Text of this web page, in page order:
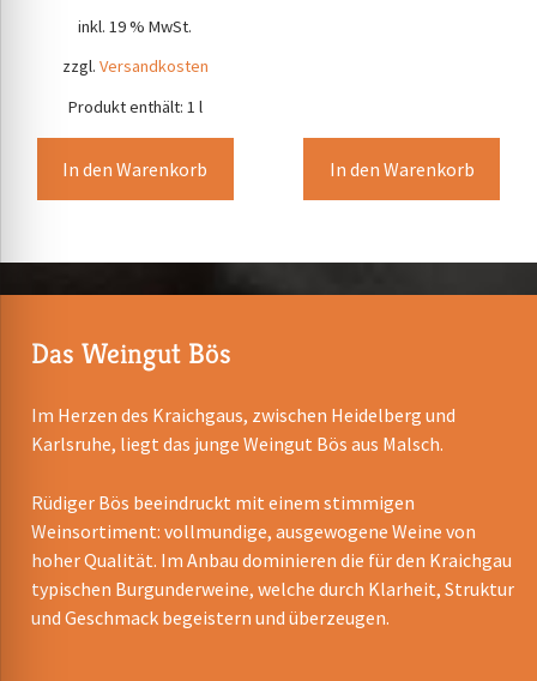
inkl. 19 % MwSt.
zzgl. Versandkosten
Produkt enthält: 1 l
In den Warenkorb In den Warenkorb
Das Weingut Bös
Im Herzen des Kraichgaus, zwischen Heidelberg und
Karlsruhe, liegt das junge Weingut Bös aus Malsch.
Rüdiger Bös beeindruckt mit einem stimmigen
Weinsortiment: vollmundige, ausgewogene Weine von
hoher Qualität. Im Anbau dominieren die für den Kraichgau
typischen Burgunderweine, welche durch Klarheit, Struktur
und Geschmack begeistern und überzeugen.